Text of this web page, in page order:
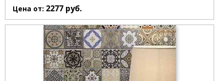
Цена от: 2277 руб.